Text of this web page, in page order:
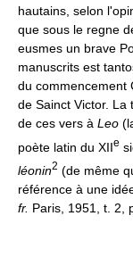
hautains, selon
que sous le regne
eusmes un brave
manuscrits est
du commencement
de Sainct Victor. La
de ces vers à Leo
poète latin du XIIe
léonin2 (de même
référence à une
fr. Paris, 1951, t. 2,